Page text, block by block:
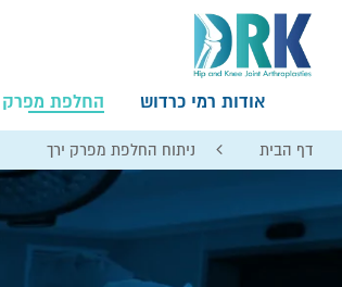
אודות רמי כרדוש החלפת מפרק
דף הבית ניתוח החלפת מפרק ירך